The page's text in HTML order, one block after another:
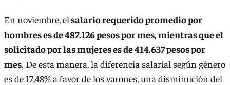
En noviembre, elsalario requerido promedio por
hombres es de 487.126 pesos por mes, mientras que el
solicitado por las mujeres es de 414.637 pesos por
mes. De esta manera, la diferencia salarial según género
es de 17,48% a favor de los varones, una disminución del